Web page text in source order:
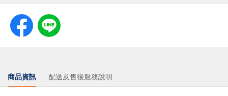
商品資訊 配送及售後服務說明